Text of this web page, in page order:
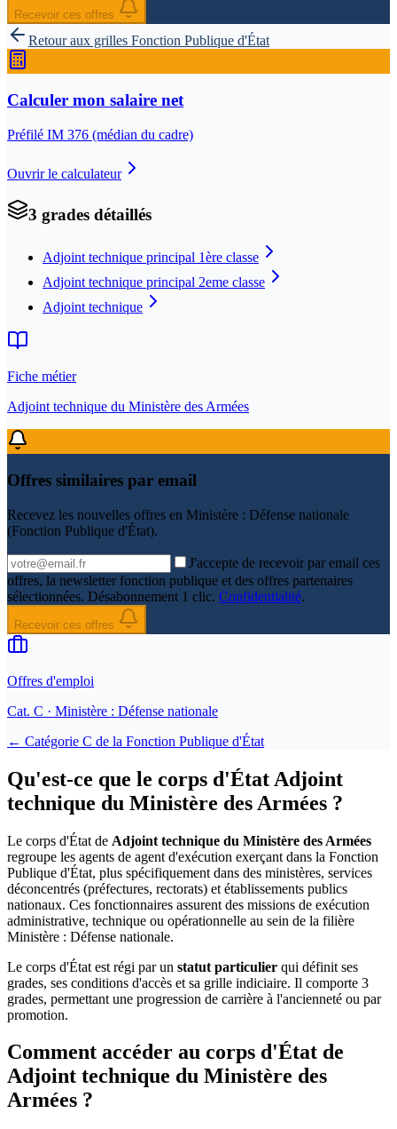
Recevoir ces offres
Retour aux grilles Fonction Publique d'État
Calculer mon salaire net
Préfilé IM 376 (médian du cadre)
Ouvrir le calculateur
3 grades détaillés
Adjoint technique principal 1ère classe
Adjoint technique principal 2eme classe
Adjoint technique
Fiche métier
Adjoint technique du Ministère des Armées
Offres similaires par email
Recevez les nouvelles offres en Ministère : Défense nationale
(Fonction Publique d'État).
J'accepte de recevoir par email ces
offres, la newsletter fonction publique et des offres partenaires
sélectionnées. Désabonnement 1 clic. Confidentialité.
Recevoir ces offres
Offres d'emploi
Cat. C · Ministère : Défense nationale
← Catégorie C de la Fonction Publique d'État
Qu'est-ce que le corps d'État Adjoint
technique du Ministère des Armées ?
Le corps d'État de Adjoint technique du Ministère des Armées
regroupe les agents de agent d'exécution exerçant dans la Fonction
Publique d'État, plus spécifiquement dans des ministères, services
déconcentrés (préfectures, rectorats) et établissements publics
nationaux. Ces fonctionnaires assurent des missions de exécution
administrative, technique ou opérationnelle au sein de la filière
Ministère : Défense nationale.
Le corps d'État est régi par un statut particulier qui définit ses
grades, ses conditions d'accès et sa grille indiciaire. Il comporte 3
grades, permettant une progression de carrière à l'ancienneté ou par
promotion.
Comment accéder au corps d'État de
Adjoint technique du Ministère des
Armées ?